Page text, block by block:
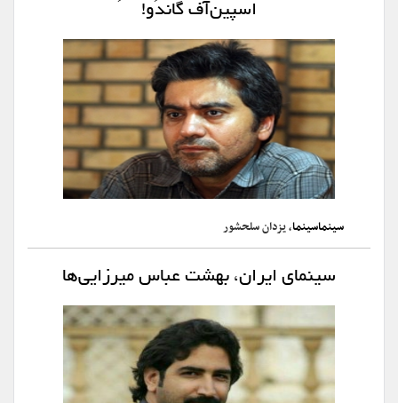
اسپین‌آف گاندو!
سینماسینما، یزدان سلحشور
سینمای ایران، بهشت عباس میرزایی‌ها